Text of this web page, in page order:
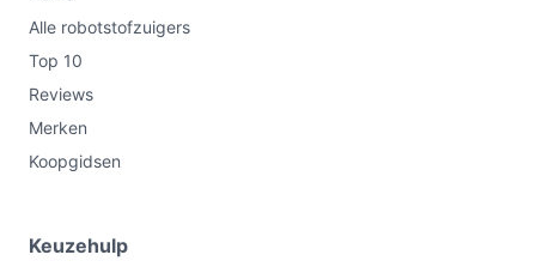
Alle robotstofzuigers
Top 10
Reviews
Merken
Koopgidsen
Keuzehulp